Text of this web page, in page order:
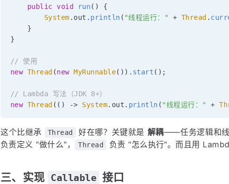
public void run( )
{
System . out . println ( "线程运行：" + Thread .
}
}
// 使用
new Thread (new MyRunnable( ) ) . start ( ) ;
// Lambda 写法（JDK 8+）
new Thread ( ( ) -> System. out . println ( "线程运行：" +
这个比继承 Thread 好在哪？关键就是 解耦——任务逻辑和线
负责定义 "做什么"，
Thread 负责 "怎么执行"。而且用
三、实现 Callable 接口